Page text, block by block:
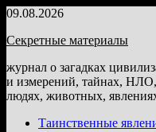
Перейти
содержимому
09.08.2026
Секретные материалы
журнал о загадках
и измерений, тайнах,
людях, животных,
Таинственные